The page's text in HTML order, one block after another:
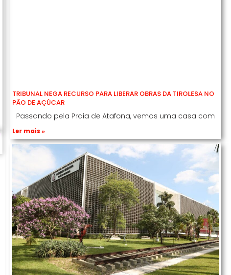
TRIBUNAL NEGA RECURSO PARA LIBERAR OBRAS DA TIROLESA NO
PÃO DE AÇÚCAR
Passando pela Praia de Atafona, vemos uma casa com
Ler mais »